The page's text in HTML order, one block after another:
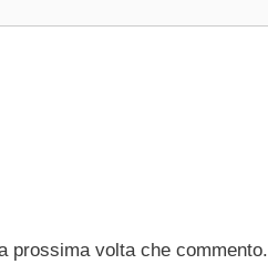
prossima volta che commento.